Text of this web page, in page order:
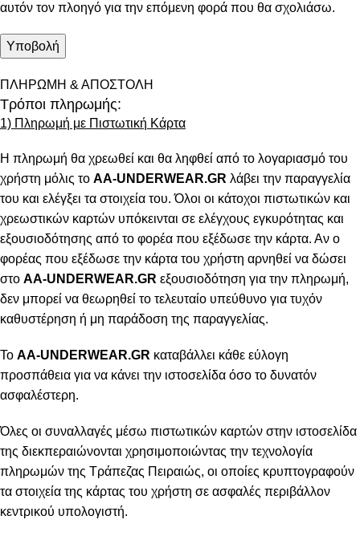
αυτόν τον πλοηγό για την επόμενη φορά που θα σχολιάσω.
ΠΛΗΡΩΜΗ & ΑΠΟΣΤΟΛΗ
Τρόποι πληρωμής:
1) Πληρωμή με Πιστωτική Κάρτα
Η πληρωμή θα χρεωθεί και θα ληφθεί από το λογαριασμό του
χρήστη μόλις το AA-UNDERWEAR.GR λάβει την παραγγελία
του και ελέγξει τα στοιχεία του. Όλοι οι κάτοχοι πιστωτικών και
χρεωστικών καρτών υπόκεινται σε ελέγχους εγκυρότητας και
εξουσιοδότησης από το φορέα που εξέδωσε την κάρτα. Αν ο
φορέας που εξέδωσε την κάρτα του χρήστη αρνηθεί να δώσει
στο AA-UNDERWEAR.GR εξουσιοδότηση για την πληρωμή,
δεν μπορεί να θεωρηθεί το τελευταίο υπεύθυνο για τυχόν
καθυστέρηση ή μη παράδοση της παραγγελίας.
Το AA-UNDERWEAR.GR καταβάλλει κάθε εύλογη
προσπάθεια για να κάνει την ιστοσελίδα όσο το δυνατόν
ασφαλέστερη.
Όλες οι συναλλαγές μέσω πιστωτικών καρτών στην ιστοσελίδα
της διεκπεραιώνονται χρησιμοποιώντας την τεχνολογία
πληρωμών της Τράπεζας Πειραιώς, οι οποίες κρυπτογραφούν
τα στοιχεία της κάρτας του χρήστη σε ασφαλές περιβάλλον
κεντρικού υπολογιστή.